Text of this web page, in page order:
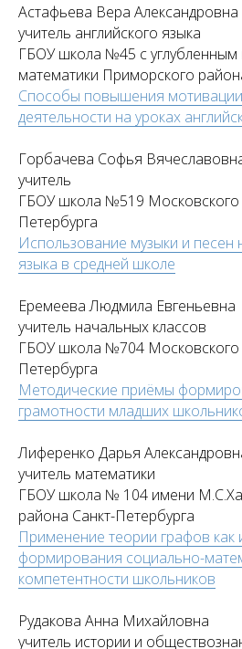
Астафьева Вера Александровна
учитель английского языка
ГБОУ школа №45 с углубленным
математики Приморского
Способы повышения
деятельности на уроках
Горбачева Софья
учитель
ГБОУ школа №519 Московского
Петербурга
Использование музыки и песен
языка в средней школе
Еремеева Людмила Евгеньевна
учитель начальных классов
ГБОУ школа №704 Московского
Петербурга
Методические приёмы
грамотности младших
Лиференко Дарья
учитель математики
ГБОУ школа № 104 имени
района Санкт-Петербурга
Применение теории графов как
формирования социально-
компетентности школьников
Рудакова Анна Михайловна
учитель истории и